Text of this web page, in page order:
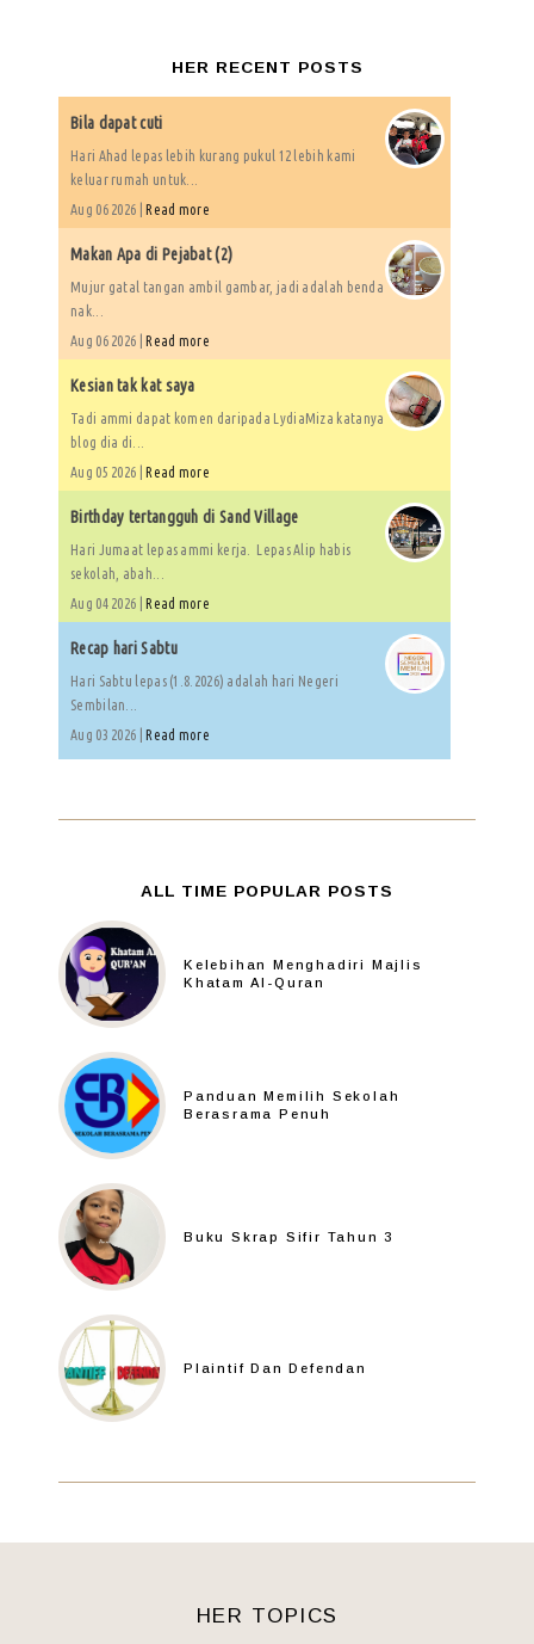
HER RECENT POSTS
Bila dapat cuti
Hari Ahad lepas lebih kurang pukul 12 lebih kami
keluar rumah untuk...
Aug 06 2026 |Read more
Makan Apa di Pejabat (2)
Mujur gatal tangan ambil gambar, jadi adalah benda
nak...
Aug 06 2026 |Read more
Kesian tak kat saya
Tadi ammi dapat komen daripada LydiaMiza katanya
blog dia di...
Aug 05 2026 |Read more
Birthday tertangguh di Sand Village
Hari Jumaat lepas ammi kerja. Lepas Alip habis
sekolah, abah...
Aug 04 2026 |Read more
Recap hari Sabtu
Hari Sabtu lepas (1.8.2026) adalah hari Negeri
Sembilan...
Aug 03 2026 |Read more
ALL TIME POPULAR POSTS
Kelebihan Menghadiri Majlis
Khatam Al-Quran
Panduan Memilih Sekolah
Berasrama Penuh
Buku Skrap Sifir Tahun 3
Plaintif Dan Defendan
HER TOPICS